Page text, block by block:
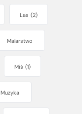
Las (2)
Malarstwo
Miś (1)
Muzyka